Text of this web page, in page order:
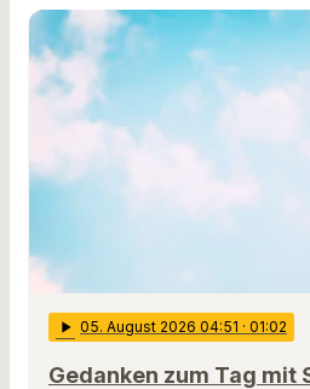
play_arrow 05. August 2026 04:51 · 01:02
Gedanken zum Tag mit